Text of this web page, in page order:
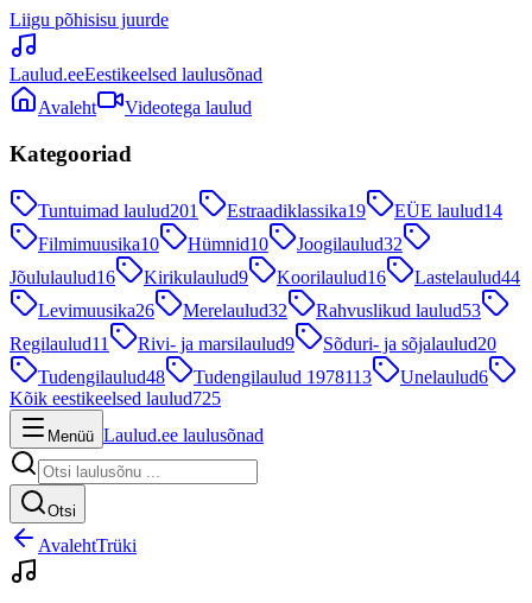
Liigu põhisisu juurde
Laulud.eeEestikeelsed laulusõnad
Avaleht
Videotega laulud
Kategooriad
Tuntuimad laulud201 Estraadiklassika19 EÜE laulud14
Filmimuusika10 Hümnid10 Joogilaulud32
Jõululaulud16 Kirikulaulud9 Koorilaulud16 Lastelaulud44
Levimuusika26 Merelaulud32 Rahvuslikud laulud53
Regilaulud11 Rivi- ja marsilaulud9 Sõduri- ja sõjalaulud20
Tudengilaulud48 Tudengilaulud 1978113 Unelaulud6
Kõik eestikeelsed laulud725
Menüü Laulud.ee laulusõnad
Otsi
AvalehtTrüki